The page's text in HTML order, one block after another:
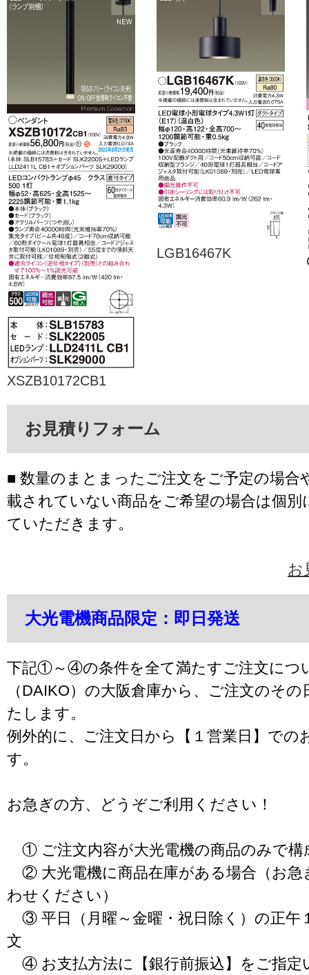
XSZB10172CB1
LGB16467K
お見積りフォーム
■ 数量のまとまったご注文をご予定の場合
載されていない商品をご希望の場合は個別
ていただきます。
お
大光電機商品限定：即日発送
下記①～④の条件を全て満たすご注文につ
（DAIKO）の大阪倉庫から、ご注文のそ
たします。
例外的に、ご注文日から【１営業日】での
す。
お急ぎの方、どうぞご利用ください！
① ご注文内容が大光電機の商品のみで構
② 大光電機に商品在庫がある場合（お急
わせください）
③ 平日（月曜～金曜・祝日除く）の正午
文
④ お支払方法に【銀行前振込】をご指定